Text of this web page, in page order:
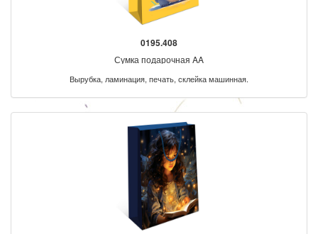
0195.408
Сумка подарочная AA
Вырубка, ламинация, печать, склейка машинная.